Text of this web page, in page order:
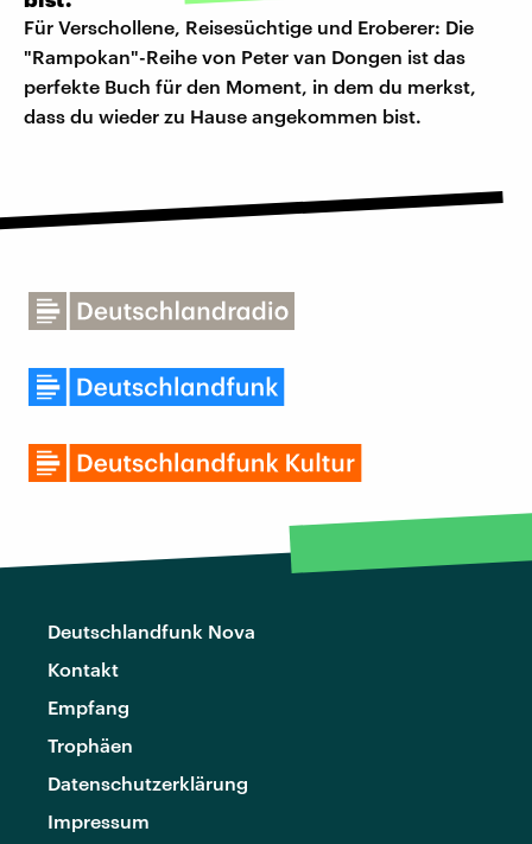
Für Verschollene, Reisesüchtige und Eroberer: Die
"Rampokan"-Reihe von Peter van Dongen ist das
perfekte Buch für den Moment, in dem du merkst,
dass du wieder zu Hause angekommen bist.
Deutschlandfunk Nova
Kontakt
Empfang
Trophäen
Datenschutzerklärung
Impressum